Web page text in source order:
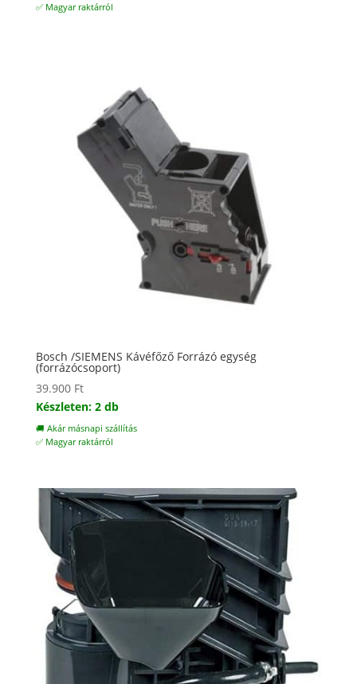
✅ Magyar raktárról
Bosch /SIEMENS Kávéfőző Forrázó egység
(forrázócsoport)
39.900 Ft
Készleten: 2 db
🚚 Akár másnapi szállítás
✅ Magyar raktárról